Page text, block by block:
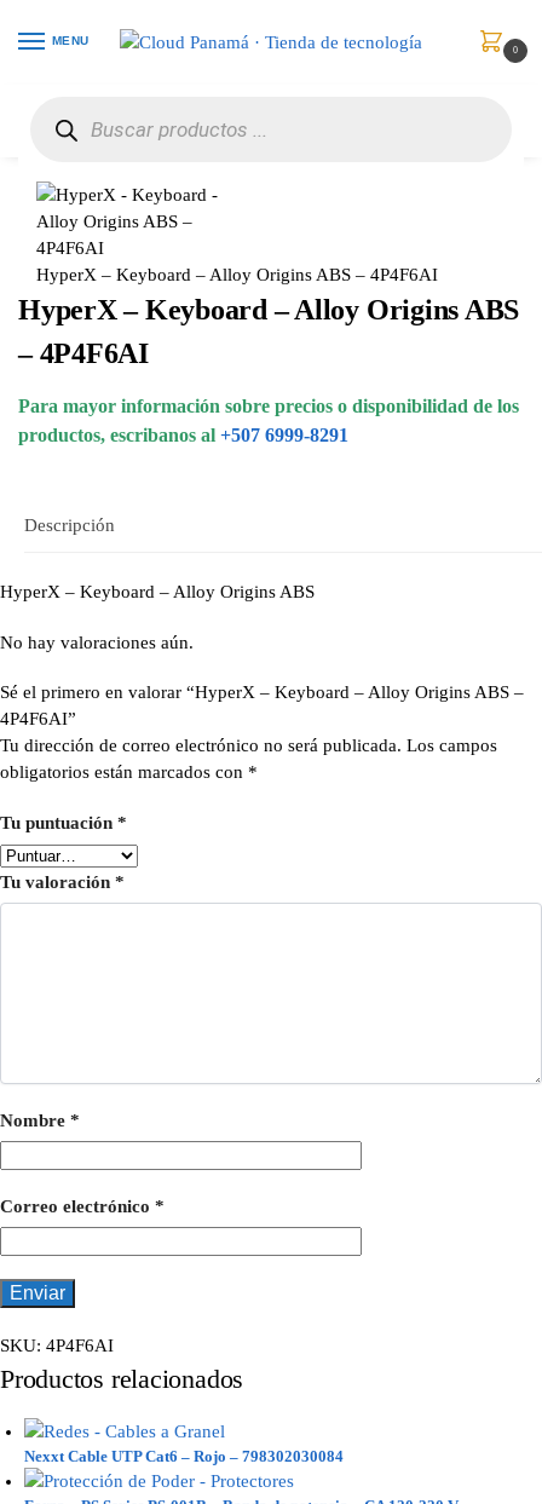
MENU
0
HyperX – Keyboard – Alloy Origins ABS – 4P4F6AI
HyperX – Keyboard – Alloy Origins ABS
– 4P4F6AI
Para mayor información sobre precios o disponibilidad de los
productos, escribanos al +507 6999-8291
Descripción
HyperX – Keyboard – Alloy Origins ABS
No hay valoraciones aún.
Sé el primero en valorar “HyperX – Keyboard – Alloy Origins ABS –
4P4F6AI”
Tu dirección de correo electrónico no será publicada. Los campos
obligatorios están marcados con *
Tu puntuación *
Tu valoración *
Nombre *
Correo electrónico *
SKU: 4P4F6AI
Productos relacionados
Nexxt Cable UTP Cat6 – Rojo – 798302030084